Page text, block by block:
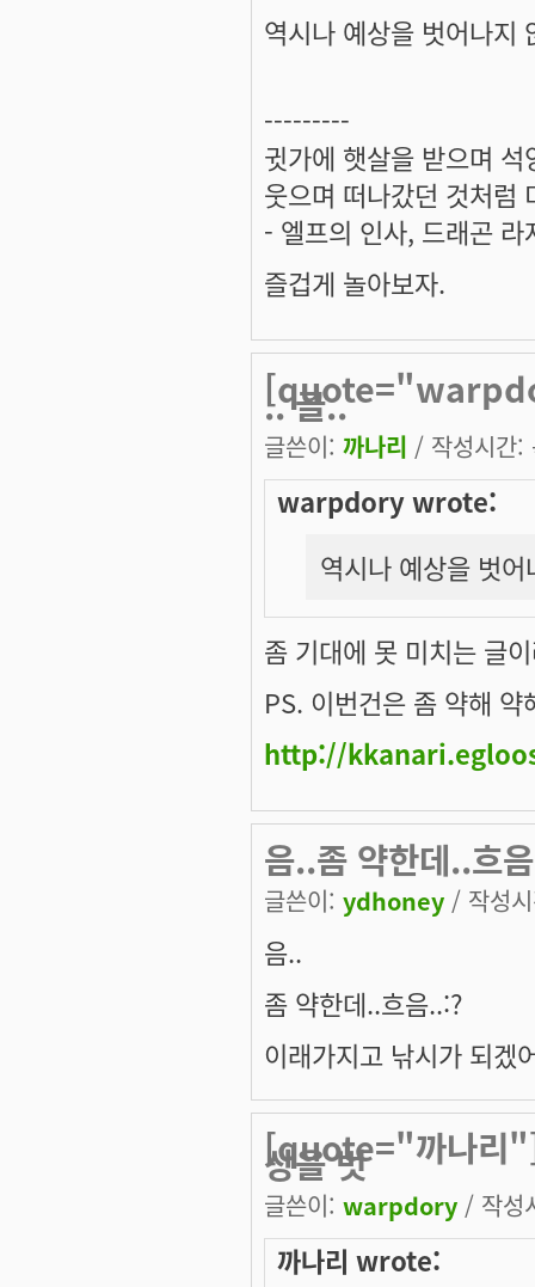
역시나 예상을 벗어나지
---------
귓가에 햇살을 받으며
웃으며 떠나갔던 것처럼
- 엘프의 인사, 드래곤 라
즐겁게 놀아보자.
.. 글..
글쓴이: 까나리 / 작성시간
warpdory wrote:
역시나 예상을 벗
좀 기대에 못 미치는 글
PS. 이번건은 좀 약해
http://
음..좀 약한데..흐
글쓴이: ydhoney / 작성
음..
좀 약한데..흐음..:?
이래가지고 낚시가 되겠
[quote="까나
상을 벗
글쓴이: warpdory / 작성
까나리 wrote: